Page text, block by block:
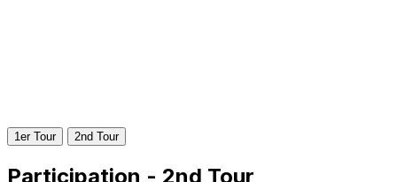
1er Tour 2nd Tour
Participation - 2nd Tour